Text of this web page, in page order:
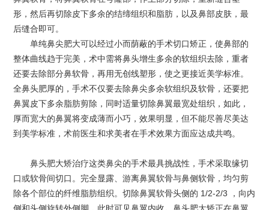
形，然后再切除皮下多余的结缔组织和脂肪，以及鼻部皮肤，最
后缝合即可。
单纯鼻尖肥大可以经过小而荫蔽的手术切口矫正，使鼻部的
整体曲线趋于完美，术中需将鼻头增生多余的软组织去除，重者
还要去除部分鼻软骨，再用无创线塑形，使之更接近美学标准。
全鼻头肥厚的，手术不仅要去除鼻尖多余软组织及软骨，还要把
鼻翼皮下多余脂肪剪除，同时适量切除鼻翼最宽处组织，如此，
厚而宽大的鼻翼将变成薄而小巧，效果明显，但不能尽善尽美达
到美学标准，术前医生和求美者在手术效果方面应达成共鸣。
鼻头肥大矫治疗这类鼻尖的手术最具挑战性，手术采取缘切
口或软骨间切口。完全显露、游离鼻翼软骨与鼻侧软骨，均匀剪
除各个部位的纤维脂肪组织。切除鼻翼软骨头侧的 1/2-2/3 ，向内
侧和头侧旋转外侧脚，此时可见鼻翼内收。鼻头肥大矫正在鼻翼